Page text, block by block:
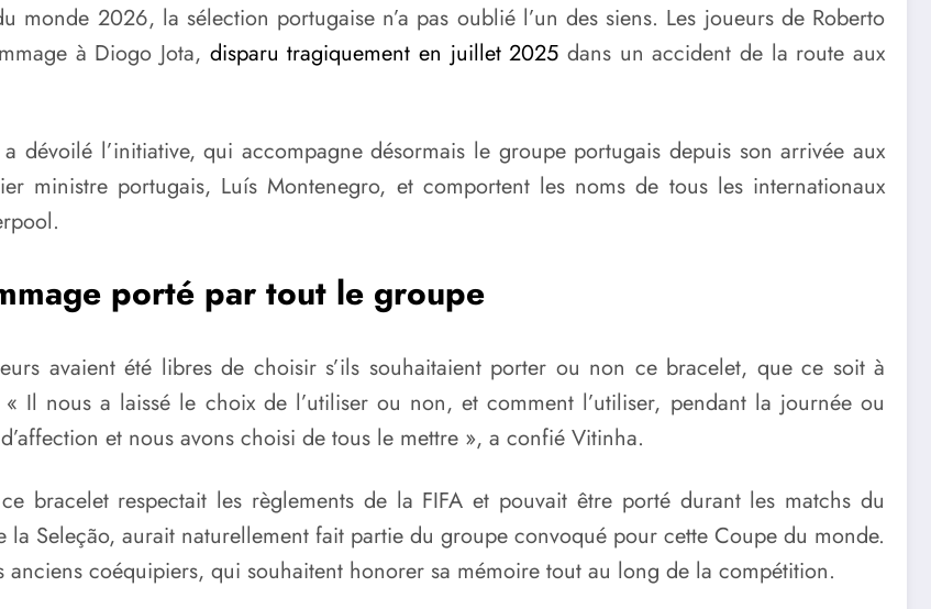
2026, la sélection portugaise n’a pas oublié l’un des siens. Les joueurs de Roberto
à Diogo Jota, disparu tragiquement en juillet 2025 dans un accident de la route aux
dévoilé l’initiative, qui accompagne désormais le groupe portugais depuis son arrivée aux
ministre portugais, Luís Montenegro, et comportent les noms de tous les internationaux
porté par tout le groupe
avaient été libres de choisir s’ils souhaitaient porter ou non ce bracelet, que ce soit à
Il nous a laissé le choix de l’utiliser ou non, et comment l’utiliser, pendant la journée ou
et nous avons choisi de tous le mettre », a confié Vitinha.
bracelet respectait les règlements de la FIFA et pouvait être porté durant les matchs du
Seleção, aurait naturellement fait partie du groupe convoqué pour cette Coupe du monde.
coéquipiers, qui souhaitent honorer sa mémoire tout au long de la compétition.